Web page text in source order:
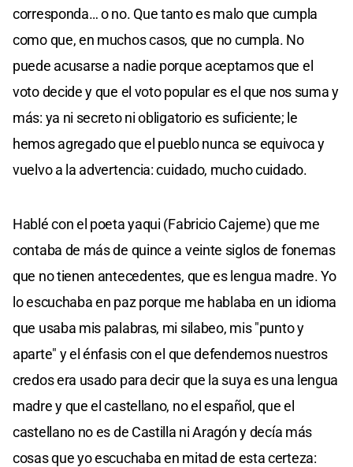
corresponda… o no. Que tanto es malo que cumpla
como que, en muchos casos, que no cumpla. No
puede acusarse a nadie porque aceptamos que el
voto decide y que el voto popular es el que nos suma y
más: ya ni secreto ni obligatorio es suficiente; le
hemos agregado que el pueblo nunca se equivoca y
vuelvo a la advertencia: cuidado, mucho cuidado.
Hablé con el poeta yaqui (Fabricio Cajeme) que me
contaba de más de quince a veinte siglos de fonemas
que no tienen antecedentes, que es lengua madre. Yo
lo escuchaba en paz porque me hablaba en un idioma
que usaba mis palabras, mi silabeo, mis "punto y
aparte" y el énfasis con el que defendemos nuestros
credos era usado para decir que la suya es una lengua
madre y que el castellano, no el español, que el
castellano no es de Castilla ni Aragón y decía más
cosas que yo escuchaba en mitad de esta certeza: